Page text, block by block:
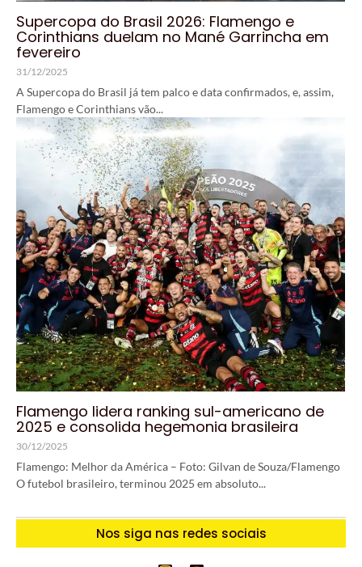
Supercopa do Brasil 2026: Flamengo e
Corinthians duelam no Mané Garrincha em
fevereiro
31/12/2025
A Supercopa do Brasil já tem palco e data confirmados, e, assim,
Flamengo e Corinthians vão...
Flamengo lidera ranking sul-americano de
2025 e consolida hegemonia brasileira
30/12/2025
Flamengo: Melhor da América – Foto: Gilvan de Souza/Flamengo
O futebol brasileiro, terminou 2025 em absoluto...
Nos siga nas redes sociais